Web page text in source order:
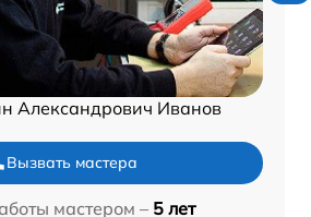
Александрович Иванов
Вызвать мастера
мастером – 5 лет